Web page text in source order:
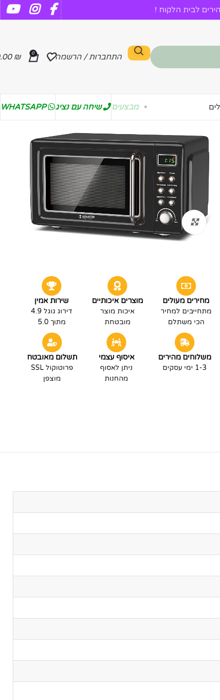
לבית הלקוח !
התחברות / הרשמה 0
₪
מבצעים שיחה עם נציג WHATSAPP
לחץ להגדלה
מחירים מעולים
מתחייבים למחיר
הכי משתלם
מוצרים איכותיים
איכות מוצר
מובטחת
שירות אמין
דירוג גוגל 4.9
מתוך 5.0
משלוחים מהירים
1-3 ימי עסקים
איסוף עצמי
ניתן לאסוף
מהחנות
תשלום מאובטח
פרוטוקול SSL
מוצפן